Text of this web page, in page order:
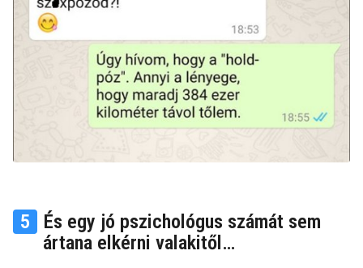
5
És egy jó pszichológus számát sem
ártana elkérni valakitől…